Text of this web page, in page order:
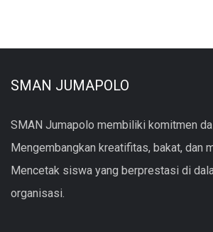
SMAN JUMAPOLO
SMAN Jumapolo membiliki komitmen
Mengembangkan kreatifitas, bakat, dan
Mencetak siswa yang berprestasi di
organisasi.